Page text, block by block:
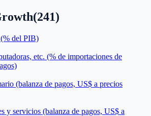
(241)
del PIB)
etc. (% de importaciones de
(balanza de pagos, US$ a precios
y servicios (balanza de pagos, US$ a